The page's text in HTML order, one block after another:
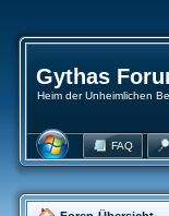
Gythas
Heim der Unheimlichen
FAQ